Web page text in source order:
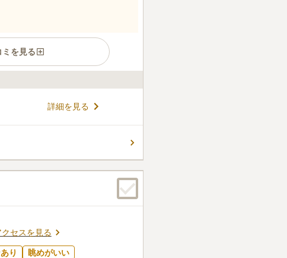
ミを見る
子対応の設備や、無料貸し出し
代供養付のデザイン墓石セット
無縁墓の心配がなく安心して選
での予約が必要です。
売している無人の売店があるが、
不便である。園内に休憩所があ
口コミの続きを読む
詳細を見る
クセスを見る
り
眺めがいい